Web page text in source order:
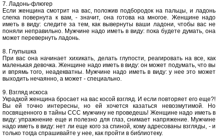
7. Ладонь-флюгер
Если женщина смотрит на вас, положив подбородок на пальцы, и ладонь
слегка повернута к вам, - значит, она готова на многое. Женщине надо
иметь в виду: следите за тем, как вывернуты ваши ладони, чтобы вас не
поняли неправильно. Мужчине надо иметь в виду: пока будете думать, она
может перевернуть ладонь.
8. Глупышка
При вас она начинает хихикать, делать глупости, реагировать на все, как
маленькая девочка. Женщине надо иметь в виду: он может подумать, что вы
и впрямь того, неадекватны. Мужчине надо иметь в виду: у нее это может
выходить нечаянно, а может - специально.
9. Взгляд искоса
Украдкой женщина бросает на вас косой взгляд. И если повторяет его еще?!
Вы ей точно интересны, но ей хочется казаться невозмутимой. Но
посвященного в тайны ССС мужчину не проведешь! Женщине надо иметь в
виду: упражнение еще и полезно для глаз, снимает напряжение. Мужчине
надо иметь в виду: нет ли еще кого за спиной, кому адресованы взгляды, - и
только тогда спрашивайте у нее, как пройти в библиотеку.